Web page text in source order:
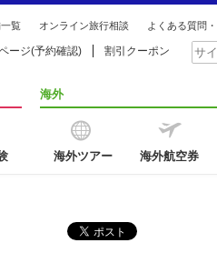
覧 オンライン旅行相談 よくある質問
ージ(予約確認) 割引クーポン
海外
海外ツアー 海外航空券